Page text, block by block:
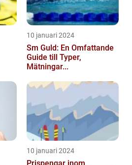
10 januari 2024
Sm Guld: En Omfattande
Guide till Typer,
Mätningar...
10 januari 2024